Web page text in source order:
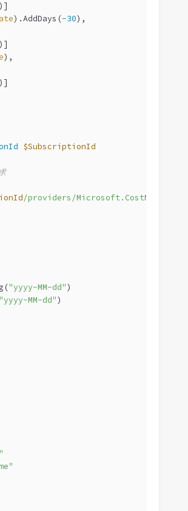
)]
).AddDays(-30),
)]
),
)]
$SubscriptionId
/providers/
"yyyy-MM-dd")
"yyyy-MM-dd")